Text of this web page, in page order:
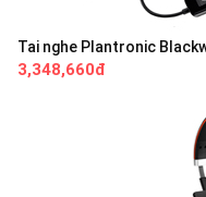
Tai nghe Plantronic
3,348,660đ